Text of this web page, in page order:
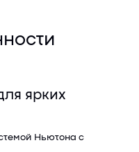
ярких
Ньютона с